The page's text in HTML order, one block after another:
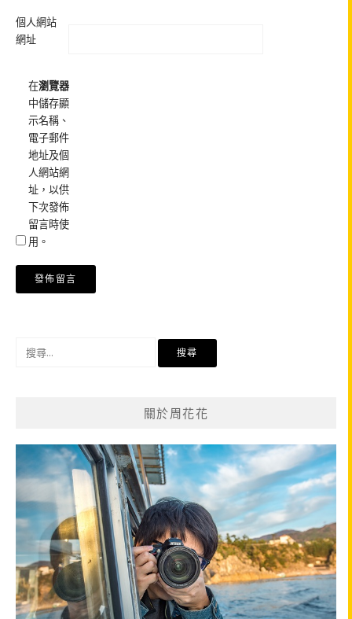
個人網站
網址
在瀏覽器
中儲存顯
示名稱、
電子郵件
地址及個
人網站網
址，以供
下次發佈
留言時使
用。
關於周花花